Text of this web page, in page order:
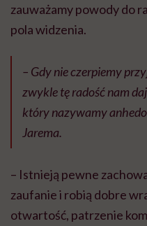
zauważamy powody do
pola widzenia.
– Gdy nie czerpiemy
zwykle tę radość nam
który nazywamy
Jarema.
– Istnieją pewne
zaufanie i robią dobre
otwartość, patrzenie